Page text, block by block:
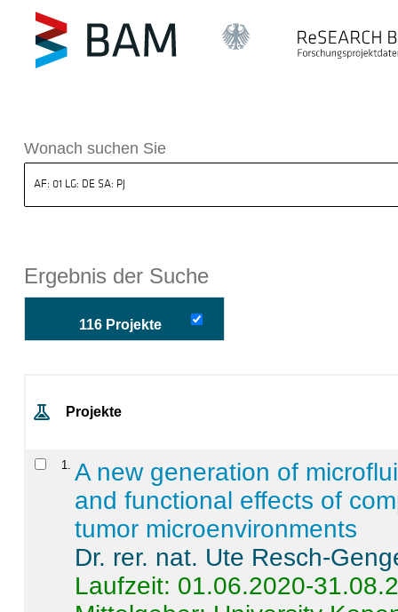
BAM
Wonach suchen Sie
Ergebnis der Suche
116 Projekte
Projekte
1
A new generation of
and functional effects of
tumor microenvironments
Dr. rer. nat. Ute Resch-
Laufzeit: 01.06.2020-